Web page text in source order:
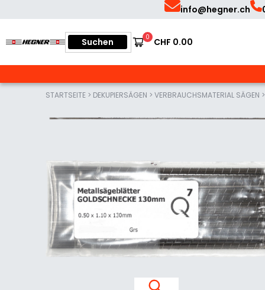
primary
navigation
main
content
info@hegner.ch
Deutsch
Hegner
zum
0 CHF 0.00
Suchen
nach:Suchen
STARTSEITE> DEKUPIERSÄGEN > VERBRAUCHSMATERIAL SÄGEN >